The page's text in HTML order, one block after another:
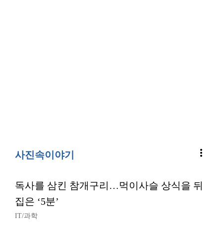
사진속이야기 more_vert
독사를 삼킨 참개구리…먹이사슬 상식을 뒤
집은 ‘5분’
IT/과학